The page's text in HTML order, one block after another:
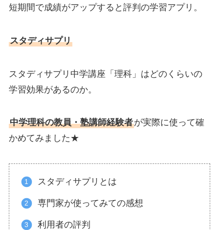
短期間で成績がアップすると評判の学習アプリ。
スタディサプリ
スタディサプリ中学講座「理科」はどのくらいの
学習効果があるのか。
中学理科の教員・塾講師経験者が実際に使って確
かめてみました★
スタディサプリとは
専門家が使ってみての感想
利用者の評判